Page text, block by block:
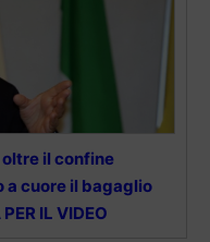
oltre il confine
a cuore il bagaglio
IL VIDEO